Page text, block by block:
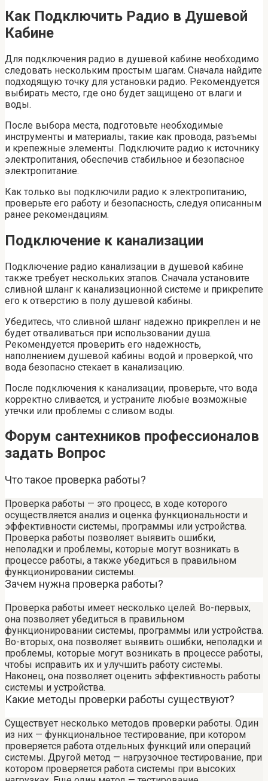
Как Подключить Радио в Душевой
Кабине
Для подключения радио в душевой кабине необходимо
следовать нескольким простым шагам. Сначала найдите
подходящую точку для установки радио. Рекомендуется
выбирать место, где оно будет защищено от влаги и
воды.
После выбора места, подготовьте необходимые
инструменты и материалы, такие как провода, разъемы
и крепежные элементы. Подключите радио к источнику
электропитания, обеспечив стабильное и безопасное
электропитание.
Как только вы подключили радио к электропитанию,
проверьте его работу и безопасность, следуя описанным
ранее рекомендациям.
Подключение к канализации
Подключение радио канализации в душевой кабине
также требует нескольких этапов. Сначала установите
сливной шланг к канализационной системе и прикрепите
его к отверстию в полу душевой кабины.
Убедитесь, что сливной шланг надежно прикреплен и не
будет отваливаться при использовании душа.
Рекомендуется проверить его надежность,
наполнением душевой кабины водой и проверкой, что
вода безопасно стекает в канализацию.
После подключения к канализации, проверьте, что вода
корректно сливается, и устраните любые возможные
утечки или проблемы с сливом воды.
Форум сантехников профессионалов
задать Вопрос
Что такое проверка работы?
Проверка работы — это процесс, в ходе которого
осуществляется анализ и оценка функциональности и
эффективности системы, программы или устройства.
Проверка работы позволяет выявить ошибки,
неполадки и проблемы, которые могут возникать в
процессе работы, а также убедиться в правильном
функционировании системы.
Зачем нужна проверка работы?
Проверка работы имеет несколько целей. Во-первых,
она позволяет убедиться в правильном
функционировании системы, программы или устройства.
Во-вторых, она позволяет выявить ошибки, неполадки и
проблемы, которые могут возникать в процессе работы,
чтобы исправить их и улучшить работу системы.
Наконец, она позволяет оценить эффективность работы
системы и устройства.
Какие методы проверки работы существуют?
Существует несколько методов проверки работы. Один
из них — функциональное тестирование, при котором
проверяется работа отдельных функций или операций
системы. Другой метод — нагрузочное тестирование, при
котором проверяется работа системы при высоких